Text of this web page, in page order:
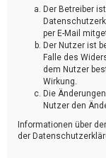
Der Betreiber
per E-Mail
Der Nutzer ist
Falle des
dem Nutzer
Wirkung.
Die
Nutzer den
Informationen über
der